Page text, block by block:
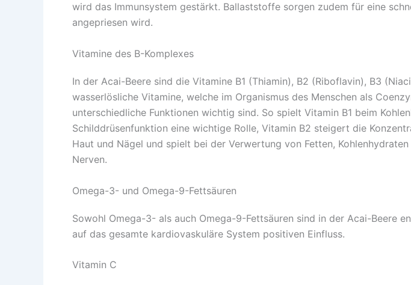
wird das Immunsystem gestärkt. Ballaststoffe sorgen zudem für eine
angepriesen wird.
Vitamine des B-Komplexes
In der Acai-Beere sind die Vitamine B1 (Thiamin), B2 (Riboflavin), B3
wasserlösliche Vitamine, welche im Organismus des Menschen als
unterschiedliche Funktionen wichtig sind. So spielt Vitamin B1 beim
Schilddrüsenfunktion eine wichtige Rolle, Vitamin B2 steigert die
Haut und Nägel und spielt bei der Verwertung von Fetten,
Nerven.
Omega-3- und Omega-9-Fettsäuren
Sowohl Omega-3- als auch Omega-9-Fettsäuren sind in der Acai-Beere
auf das gesamte kardiovaskuläre System positiven Einfluss.
Vitamin C